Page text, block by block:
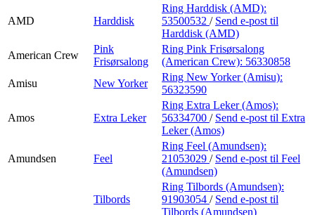
AMD Harddisk
Ring Harddisk (AMD):
53500532 / Send e-post til
Harddisk (AMD)
American Crew
Pink
Frisørsalong
Ring Pink Frisørsalong
(American Crew): 56330858
Amisu
New Yorker
Ring New Yorker (Amisu):
56323590
Amos Extra Leker
Ring Extra Leker (Amos):
56334700 / Send e-post til Extra
Leker (Amos)
Amundsen Feel
Ring Feel (Amundsen):
21053029 / Send e-post til Feel
(Amundsen)
Tilbords
Ring Tilbords (Amundsen):
91903054 / Send e-post til
Tilbords (Amundsen)